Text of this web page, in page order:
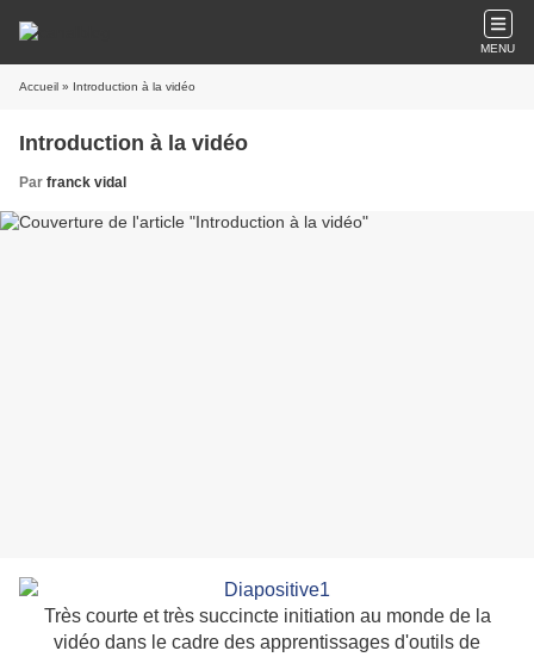
MENU
Accueil » Introduction à la vidéo
Introduction à la vidéo
Par franck vidal
Très courte et très succincte initiation au monde de la
vidéo dans le cadre des apprentissages d'outils de